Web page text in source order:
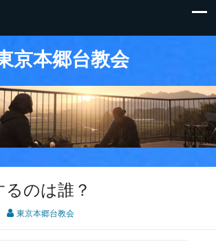
京本郷台教会
のは誰？
東京本郷台教会